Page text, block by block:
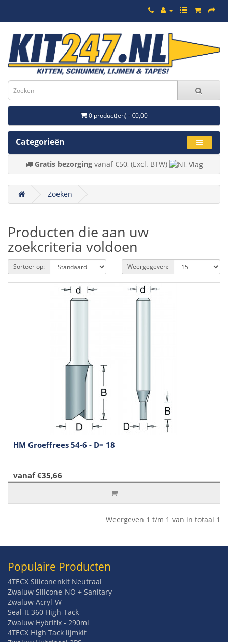
0 product(en) - €0,00
Categorieën
Gratis bezorgingvanaf €50, (Excl. BTW)
Zoeken
Producten die aan uw
zoekcriteria voldoen
Sorteer op: Weergegeven:
HM Groeffrees 54-6 - D= 18
vanaf €35,66
Weergeven 1 t/m 1 van in totaal 1
Populaire Producten
4TECX Siliconenkit Neutraal
Zwaluw Silicone-NO + Sanitary
Zwaluw Acryl-W
Seal-It 360 High-Tack
Zwaluw Hybrifix - 290ml
4TECX High Tack lijmkit